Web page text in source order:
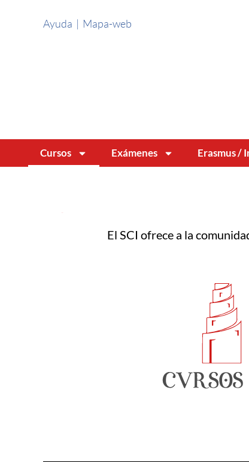
Ayuda | Mapa-web
Cursos Exámenes Erasmus /
El SCI ofrece a la